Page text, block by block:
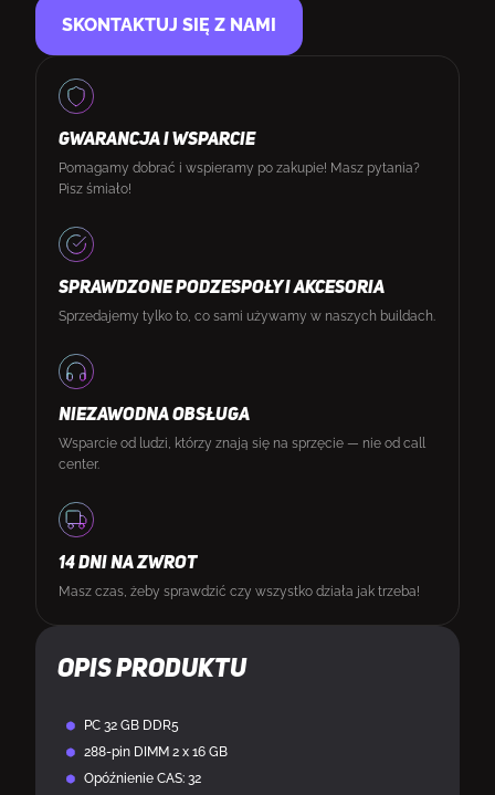
Opis produktu
PC 32 GB DDR5
288-pin DIMM 2 x 16 GB
Opóźnienie CAS: 32
SKONTAKTUJ SIĘ Z NAMI
GWARANCJA I WSPARCIE
Pomagamy dobrać i wspieramy po zakupie! Masz pytania?
Pisz śmiało!
SPRAWDZONE PODZESPOŁY I AKCESORIA
Sprzedajemy tylko to, co sami używamy w naszych buildach.
NIEZAWODNA OBSŁUGA
Wsparcie od ludzi, którzy znają się na sprzęcie — nie od call
center.
14 DNI NA ZWROT
Masz czas, żeby sprawdzić czy wszystko działa jak trzeba!